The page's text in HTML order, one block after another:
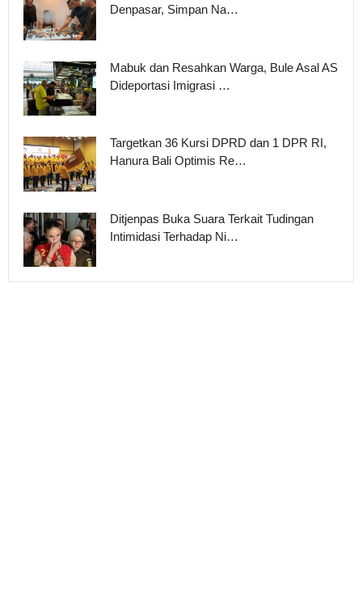
Denpasar, Simpan Na…
Mabuk dan Resahkan Warga, Bule Asal AS
Dideportasi Imigrasi …
Targetkan 36 Kursi DPRD dan 1 DPR RI,
Hanura Bali Optimis Re…
Ditjenpas Buka Suara Terkait Tudingan
Intimidasi Terhadap Ni…